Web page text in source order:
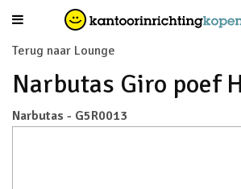
Terug naar Lounge
Narbutas Giro poef
Narbutas - G5R0013